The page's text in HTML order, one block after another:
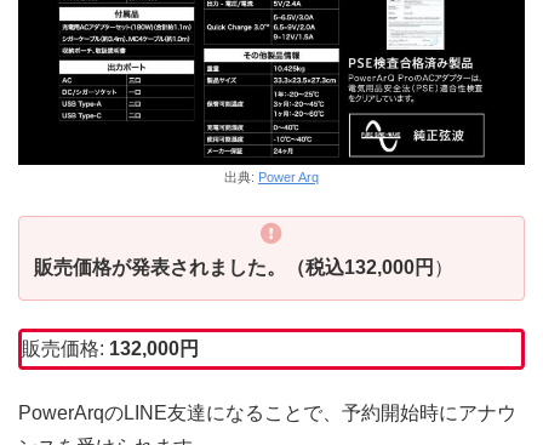
出典: Power Arq
販売価格が発表されました。（税込132,000円 ）
販売価格: 132,000円
PowerArqのLINE友達になることで、予約開始時にアナウ